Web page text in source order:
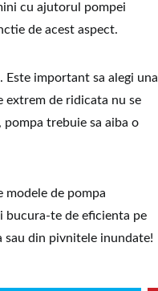
cu ajutorul pompei
de acest aspect.
Este important sa alegi una
de ridicata nu se
trebuie sa aiba o
modele de pompa
bucura-te de eficienta pe
sau din pivnitele inundate!